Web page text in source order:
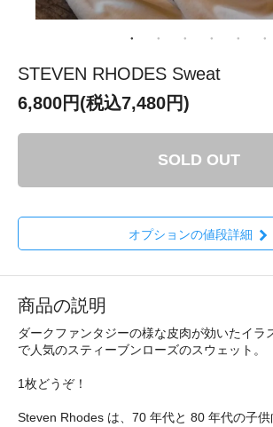
STEVEN RHODES Sweat
6,800円(税込7,480円)
SOLD OUT
オプションの値段詳細
商品の説明
ダークファンタジーの様な皮肉が効いたイラ
で人気のスティーブンローズのスウェット。
1枚どうぞ！
Steven Rhodes は、70 年代と 80 年代の子